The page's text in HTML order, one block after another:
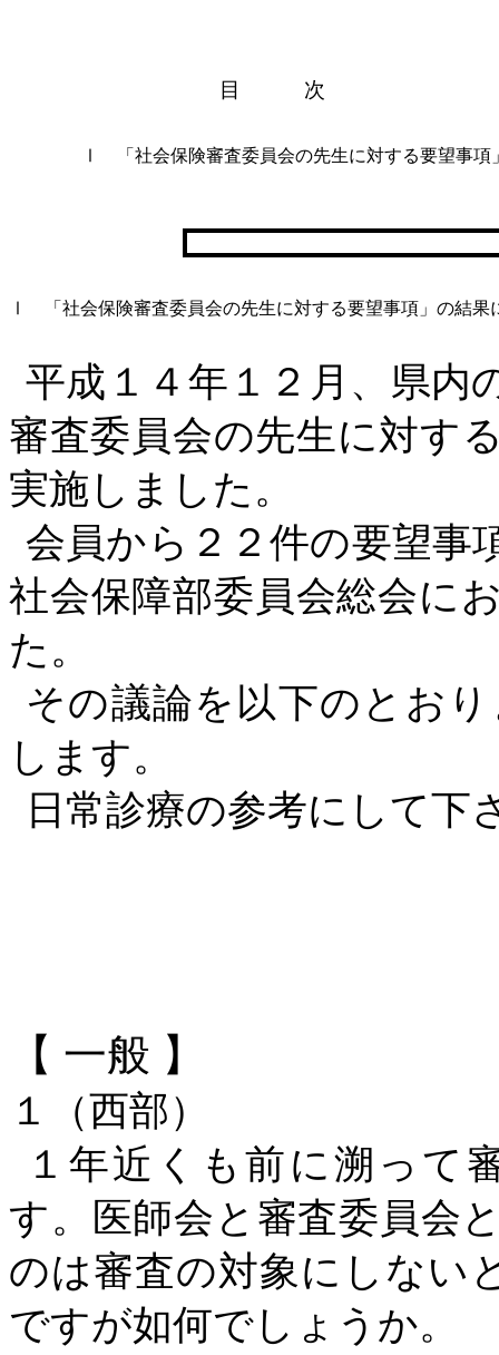
目 次
Ⅰ 「社会保険審査委員会の先生に対する要望事項
Ⅰ 「社会保険審査委員会の先生に対する要望事項」の結果
平成１４年１２月、県内
審査委員会の先生に対す
実施しました。
会員から２２件の要望事
社会保障部委員会総会に
た。
その議論を以下のとお
します。
日常診療の参考にして下
【 一般 】
１（西部）
１年近くも前に溯って
す。医師会と審査委員会
のは審査の対象にしない
ですが如何でしょうか。